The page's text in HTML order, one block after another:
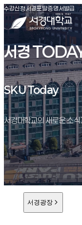
서경대학교
수강신청(새창 열림)
서경포탈(새창 열림)
증명서발급(
서경
SKU Today
SKU Today
서경대학교의 새로운 소
서경광장